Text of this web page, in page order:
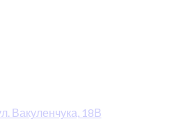
Вакуленчука, 18В